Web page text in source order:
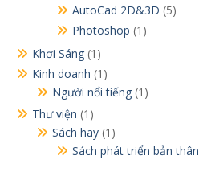
AutoCad 2D&3D (5)
Photoshop (1)
Khơi Sáng (1)
Kinh doanh (1)
Người nổi tiếng (1)
Thư viện (1)
Sách hay (1)
Sách phát triển bản thân